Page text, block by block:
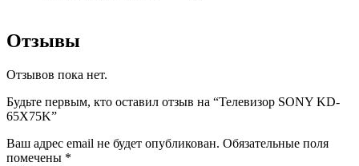
Отзывы
Отзывов пока нет.
Будьте первым, кто оставил отзыв на “Телевизор SONY KD-
65X75K”
Ваш адрес email не будет опубликован. Обязательные поля
помечены *